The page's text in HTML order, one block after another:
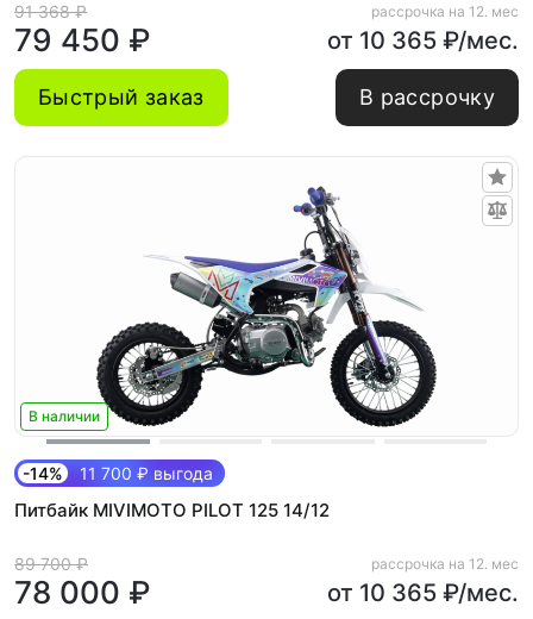
91 368 ₽
79 450 ₽
рассрочка на 12. мес
от 10 365 ₽/мес.
Быстрый заказ В рассрочку
В наличии
-14% 11 700 ₽ выгода
Питбайк MIVIMOTO PILOT 125 14/12
89 700 ₽
78 000 ₽
рассрочка на 12. мес
от 10 365 ₽/мес.